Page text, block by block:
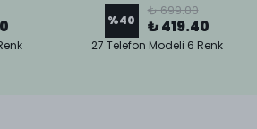
%40
₺ 699.00
₺ 419.40
27 Telefon Modeli 6 Renk